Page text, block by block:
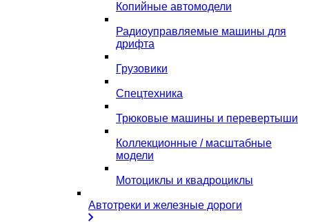
Копийные автомодели
Радиоуправляемые машины для
дрифта
Грузовики
Спецтехника
Трюковые машины и перевертыши
Коллекционные / масштабные
модели
Мотоциклы и квадроциклы
Автотреки и железные дороги